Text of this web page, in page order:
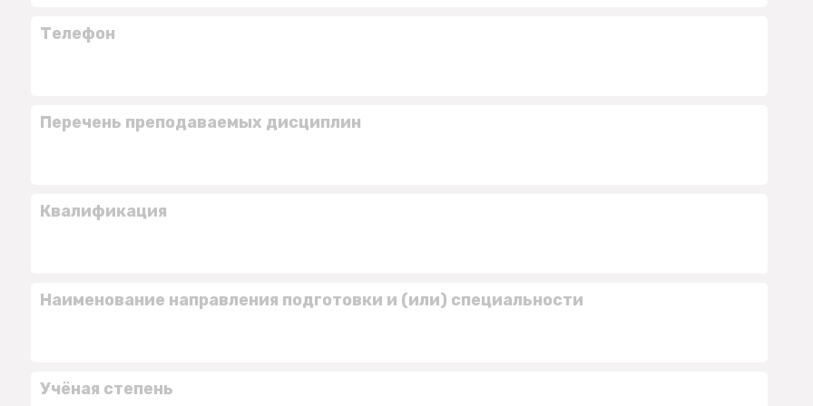
Телефон
Перечень преподаваемых дисциплин
Квалификация
Наименование направления подготовки и (или) специальности
Учёная степень